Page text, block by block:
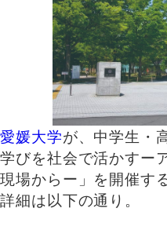
愛媛大学が、中学生・
学びを社会で活かすー
現場からー」を開催する
詳細は以下の通り。